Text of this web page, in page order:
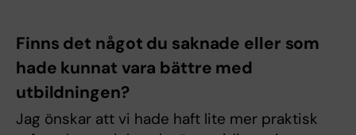
Finns det något du saknade eller som
hade kunnat vara bättre med
utbildningen?
Jag önskar att vi hade haft lite mer praktisk